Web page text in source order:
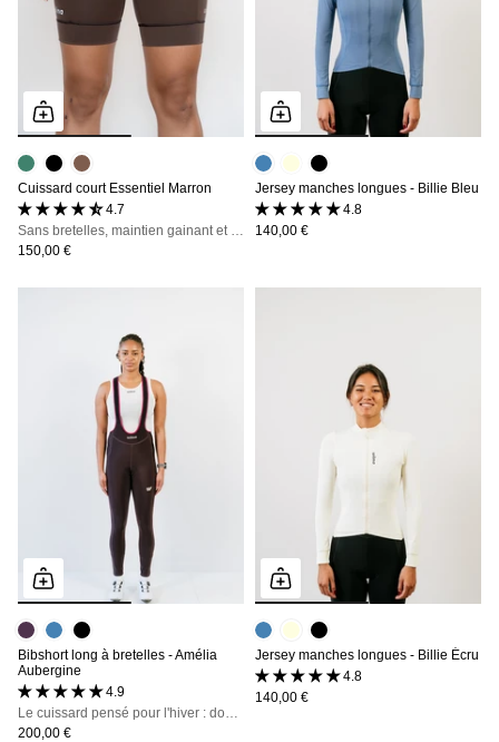
Cuissard court Essentiel Marron
4.7 (51 avis)
150,00 €
Jersey manches longues - Billie Bleu
4.8 (8 avis)
140,00 €
Bibshort long à bretelles - Amélia
Aubergine
4.9 (16 avis)
200,00 €
Jersey manches longues - Billie Écru
4.8 (8 avis)
140,00 €